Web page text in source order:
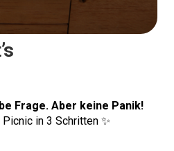
Frage. Aber keine Panik!
in 3 Schritten ✨